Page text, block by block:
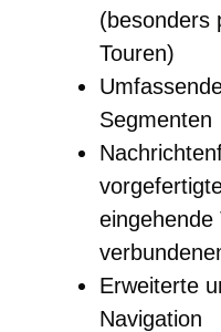
(besonders
Touren)
Segmenten
eingehende
Erweiterte
Navigation